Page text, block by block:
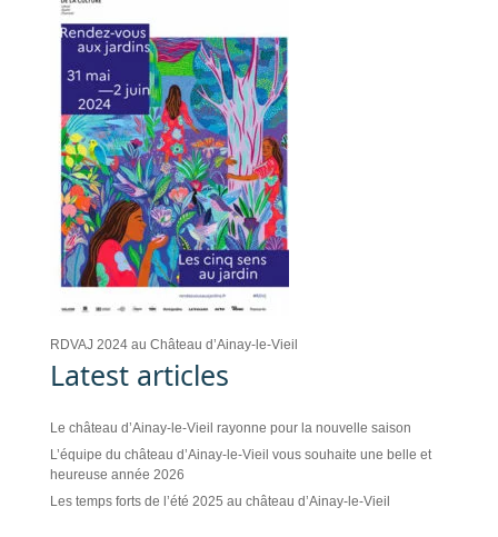
RDVAJ 2024 au Château d’Ainay-le-Vieil
Latest articles
Le château d’Ainay-le-Vieil rayonne pour la nouvelle saison
L’équipe du château d’Ainay-le-Vieil vous souhaite une belle et
heureuse année 2026
Les temps forts de l’été 2025 au château d’Ainay-le-Vieil